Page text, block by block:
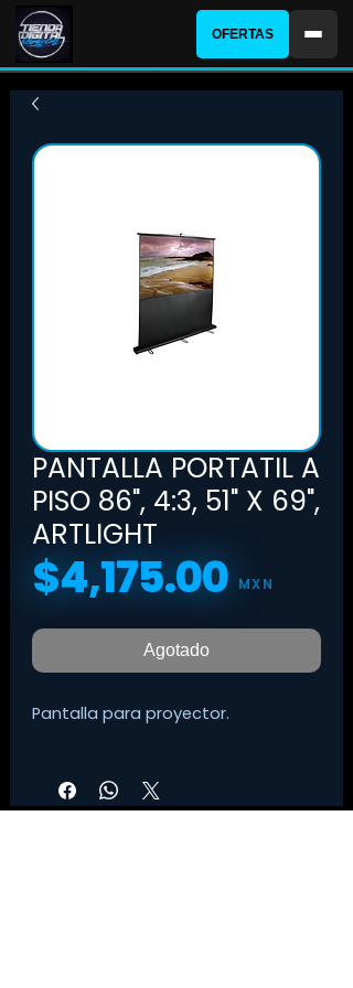
OFERTAS
PANTALLA PORTATIL A
PISO 86", 4:3, 51" X 69",
ARTLIGHT
$4,175.00 MXN
Agotado
Pantalla para proyector.